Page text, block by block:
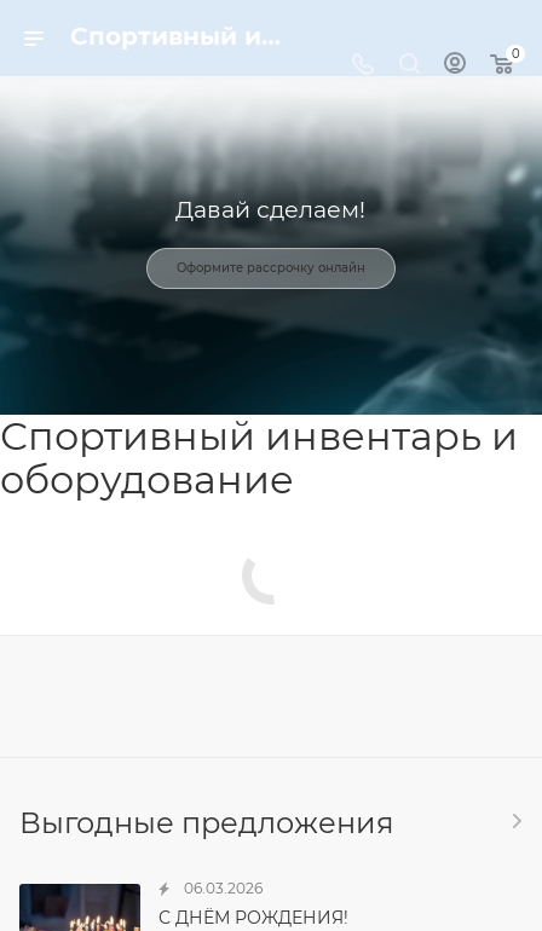
Спортивный инвентарь и оборудование для спорта в Москве | Dynamic-Sport
0
Давай сделаем!
Оформите рассрочку онлайн
Спортивный инвентарь и
оборудование
Выгодные предложения
06.03.2026
С ДНЁМ РОЖДЕНИЯ!